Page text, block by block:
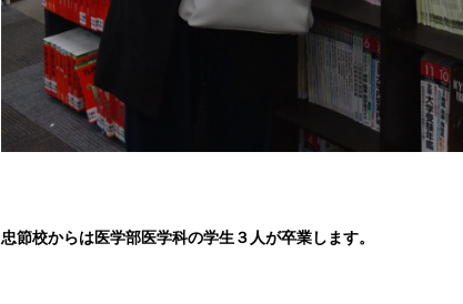
忠節校からは医学部医学科の学生３人が卒業します。